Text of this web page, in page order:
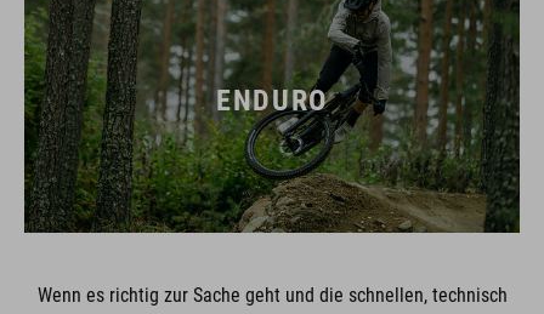
ENDURO
Wenn es richtig zur Sache geht und die schnellen, technisch